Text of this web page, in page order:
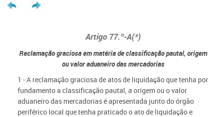
Artigo 77.º-A(*)
Reclamação graciosa em matéria de classificação pautal, origem
ou valor aduaneiro das mercadorias
1 - A reclamação graciosa de atos de liquidação que tenha por
fundamento a classificação pautal, a origem ou o valor
aduaneiro das mercadorias é apresentada junto do órgão
periférico local que tenha praticado o ato de liquidação e